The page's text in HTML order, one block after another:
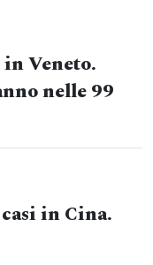
Veneto.
nelle 99
in Cina.